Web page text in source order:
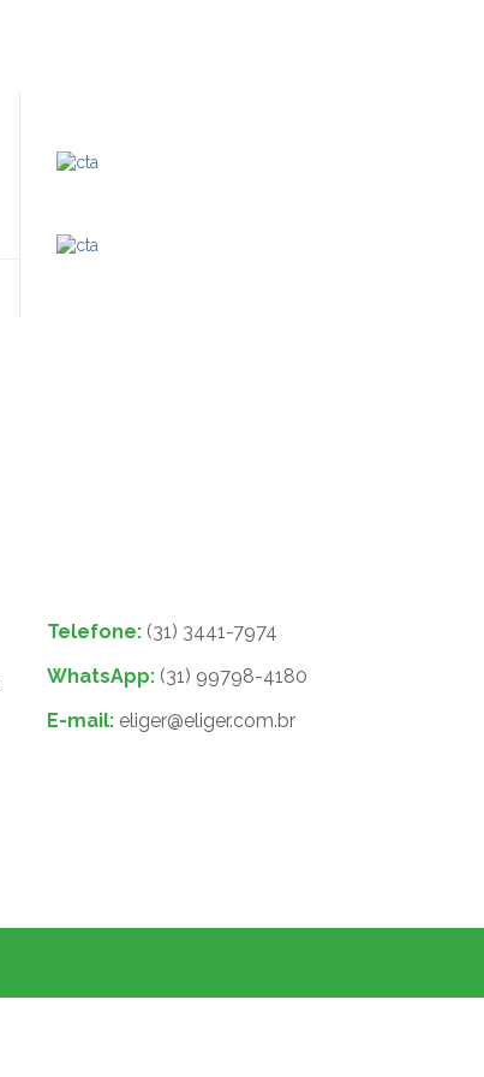
Telefone: (31) 3441-7974
WhatsApp: (31) 99798-4180
E-mail: eliger@eliger.com.br